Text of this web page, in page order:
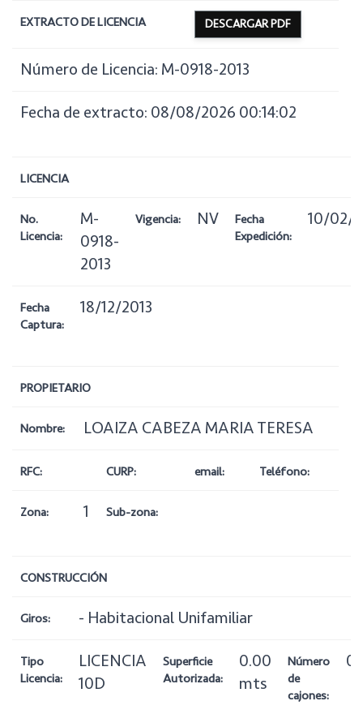
EXTRACTO DE LICENCIA DESCARGAR PDF
Número de Licencia: M-0918-2013
Fecha de extracto: 08/08/2026 00:14:02
LICENCIA
No.
Licencia:
M-
0918-
2013
Vigencia: NV
Fecha
Expedición:
10/02/
Fecha
Captura:
18/12/2013
PROPIETARIO
Nombre: LOAIZA CABEZA MARIA TERESA
RFC: CURP: email: Teléfono:
Zona: 1 Sub-zona:
CONSTRUCCIÓN
Giros: - Habitacional Unifamiliar
Tipo
Licencia:
LICENCIA
10D
Superficie
Autorizada:
0.00
mts
Número
de
cajones:
0